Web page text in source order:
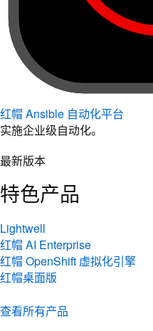
红帽 Ansible 自动化平台
实施企业级自动化。
最新版本
特色产品
Lightwell
红帽 AI Enterprise
红帽 OpenShift 虚拟化引擎
红帽桌面版
查看所有产品